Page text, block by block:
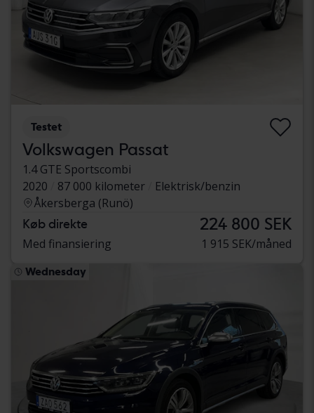
Testet
Volkswagen Passat
1.4 GTE Sportscombi
2020
87 000 kilometer
Elektrisk/benzin
Åkersberga (Runö)
Køb direkte 224 800 SEK
Med finansiering 1 915 SEK/måned
Wednesday